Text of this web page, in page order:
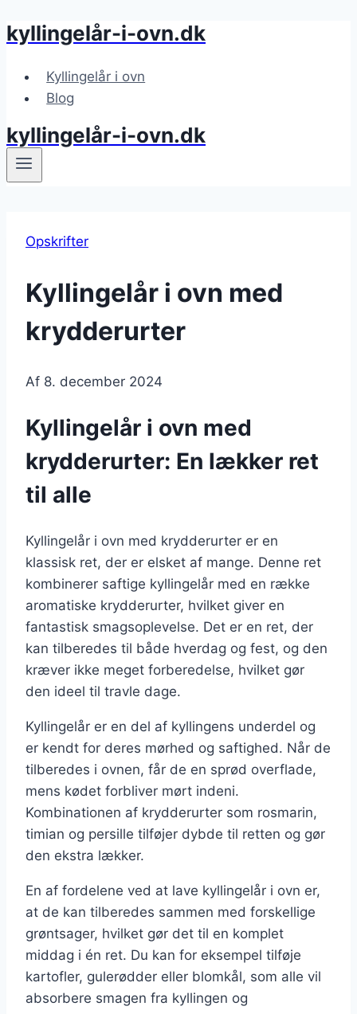
Fortsæt
indhold
kyllingelår-i-ovn.dk
Kyllingelår i ovn
Blog
kyllingelår-i-ovn.dk
Opskrifter
Kyllingelår i ovn med
krydderurter
Af 8. december 2024
Kyllingelår i ovn med
krydderurter: En lækker ret
til alle
Kyllingelår i ovn med krydderurter er en
klassisk ret, der er elsket af mange. Denne ret
kombinerer saftige kyllingelår med en række
aromatiske krydderurter, hvilket giver en
fantastisk smagsoplevelse. Det er en ret, der
kan tilberedes til både hverdag og fest, og den
kræver ikke meget forberedelse, hvilket gør
den ideel til travle dage.
Kyllingelår er en del af kyllingens underdel og
er kendt for deres mørhed og saftighed. Når de
tilberedes i ovnen, får de en sprød overflade,
mens kødet forbliver mørt indeni.
Kombinationen af krydderurter som rosmarin,
timian og persille tilføjer dybde til retten og gør
den ekstra lækker.
En af fordelene ved at lave kyllingelår i ovn er,
at de kan tilberedes sammen med forskellige
grøntsager, hvilket gør det til en komplet
middag i én ret. Du kan for eksempel tilføje
kartofler, gulerødder eller blomkål, som alle vil
absorbere smagen fra kyllingen og